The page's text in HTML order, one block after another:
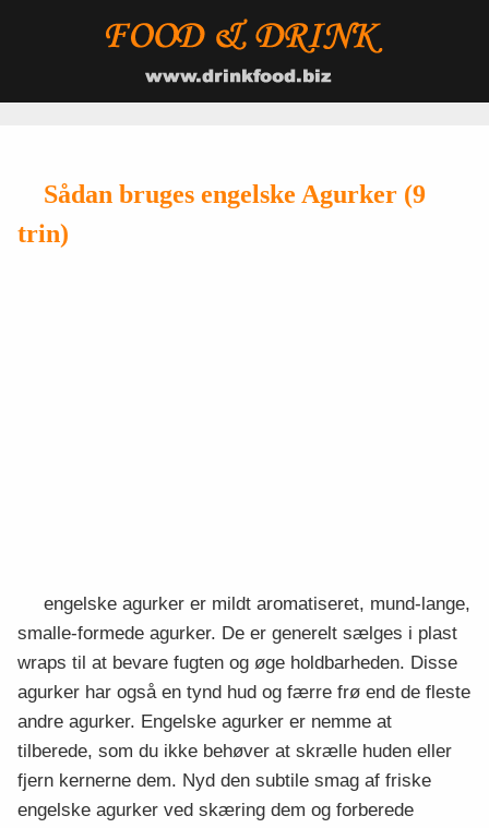
Sådan bruges engelske Agurker (9
trin)
engelske agurker er mildt aromatiseret, mund-lange,
smalle-formede agurker. De er generelt sælges i plast
wraps til at bevare fugten og øge holdbarheden. Disse
agurker har også en tynd hud og færre frø end de fleste
andre agurker. Engelske agurker er nemme at
tilberede, som du ikke behøver at skrælle huden eller
fjern kernerne dem. Nyd den subtile smag af friske
engelske agurker ved skæring dem og forberede